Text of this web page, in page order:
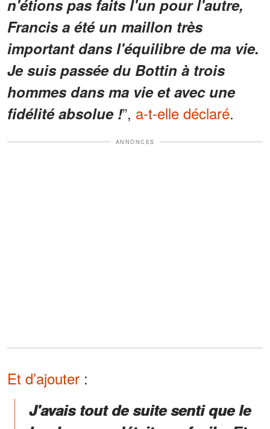
n'étions pas faits l'un pour l'autre,
Francis a été un maillon très
important dans l'équilibre de ma vie.
Je suis passée du Bottin à trois
hommes dans ma vie et avec une
fidélité absolue !”, a-t-elle déclaré.
ANNONCES
Et d’ajouter :
J'avais tout de suite senti que le